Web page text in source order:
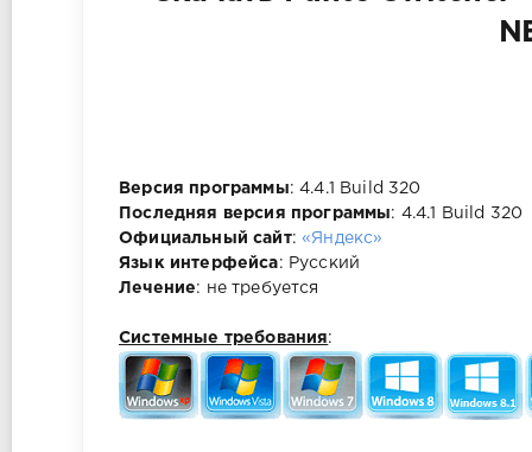
Версия программы: 4.4.1 Build 320
Последняя версия программы: 4.4.1 Build 320
Официальный сайт: «Яндекс»
Язык интерфейса: Русский
Лечение: не требуется
Системные требования: